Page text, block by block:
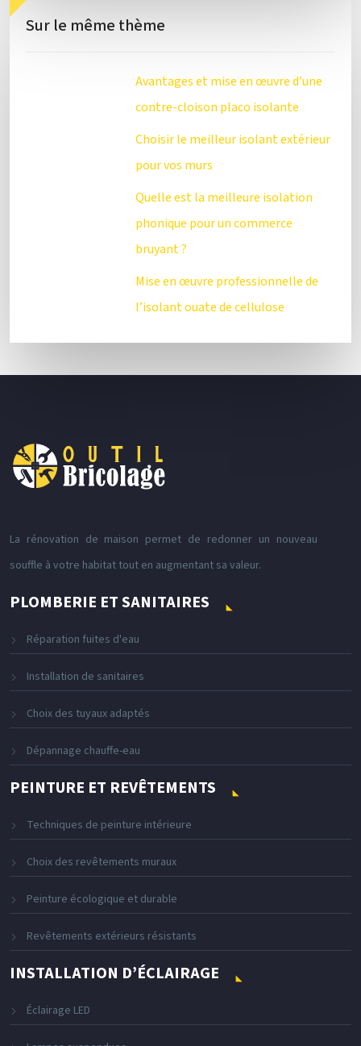
Sur le même thème
Avantages et mise en œuvre d’une
contre-cloison placo isolante
Choisir le meilleur isolant extérieur
pour vos murs
Quelle est la meilleure isolation
phonique pour un commerce
bruyant ?
Mise en œuvre professionnelle de
l’isolant ouate de cellulose
La rénovation de maison permet de redonner un nouveau
souffle à votre habitat tout en augmentant sa valeur.
PLOMBERIE ET SANITAIRES
Réparation fuites d'eau
Installation de sanitaires
Choix des tuyaux adaptés
Dépannage chauffe-eau
PEINTURE ET REVÊTEMENTS
Techniques de peinture intérieure
Choix des revêtements muraux
Peinture écologique et durable
Revêtements extérieurs résistants
INSTALLATION D’ÉCLAIRAGE
Éclairage LED